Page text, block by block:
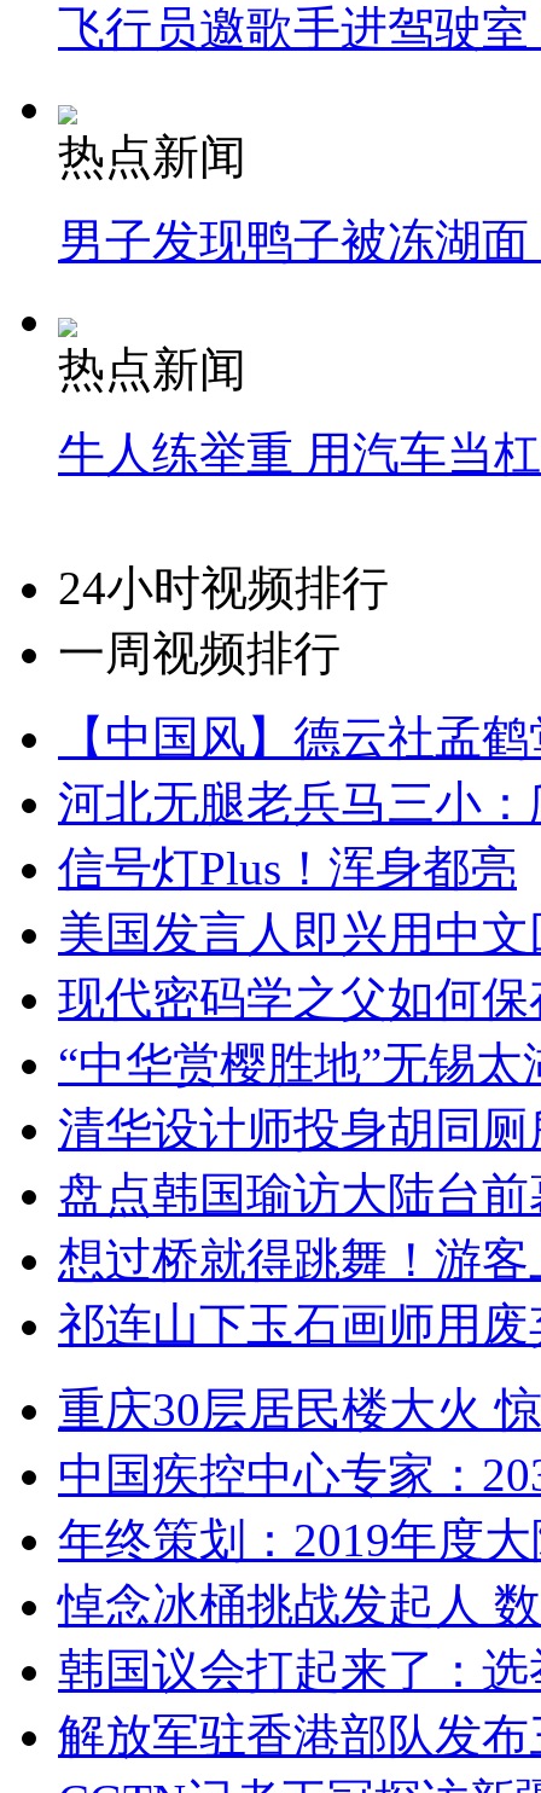
飞行员邀歌手进驾驶
热点新闻
男子发现鸭子被冻湖
热点新闻
牛人练举重 用汽车当
24小时视频排行
一周视频排行
【中国风】德云社孟
河北无腿老兵马三小
信号灯Plus！浑身都亮
美国发言人即兴用中
现代密码学之父如何
“中华赏樱胜地”无锡
清华设计师投身胡同
盘点韩国瑜访大陆台
想过桥就得跳舞！游客
祁连山下玉石画师用
重庆30层居民楼大火
中国疾控中心专家：
年终策划：2019年度
悼念冰桶挑战发起人
韩国议会打起来了：
解放军驻香港部队发